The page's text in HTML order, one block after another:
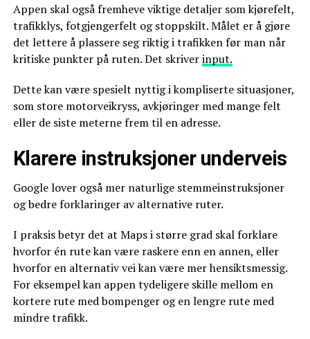
Appen skal også fremheve viktige detaljer som kjørefelt,
trafikklys, fotgjengerfelt og stoppskilt. Målet er å gjøre
det lettere å plassere seg riktig i trafikken før man når
kritiske punkter på ruten. Det skriverinput.
Dette kan være spesielt nyttig i kompliserte situasjoner,
som store motorveikryss, avkjøringer med mange felt
eller de siste meterne frem til en adresse.
Klarere instruksjoner underveis
Google lover også mer naturlige stemmeinstruksjoner
og bedre forklaringer av alternative ruter.
I praksis betyr det at Maps i større grad skal forklare
hvorfor én rute kan være raskere enn en annen, eller
hvorfor en alternativ vei kan være mer hensiktsmessig.
For eksempel kan appen tydeligere skille mellom en
kortere rute med bompenger og en lengre rute med
mindre trafikk.